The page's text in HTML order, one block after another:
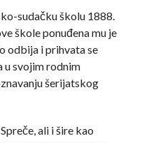
sudačku školu 1888.
škole ponuđena mu je
odbija i prihvata se
u svojim rodnim
šerijatskog
ali i šire kao